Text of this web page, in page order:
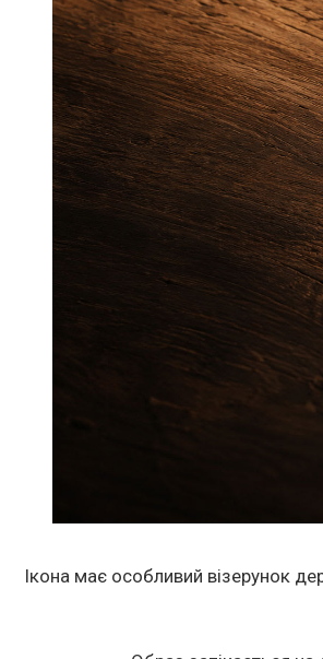
Ікона має особливий візерунок